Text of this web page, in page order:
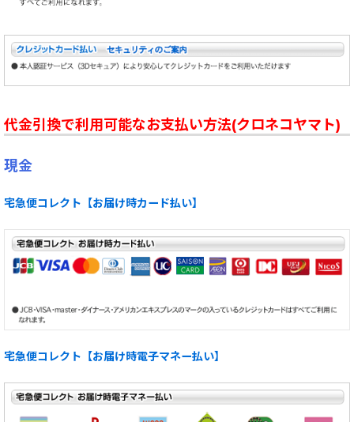
代金引換で利用可能なお支払い方法(クロネコヤマト)
現金
宅急便コレクト【お届け時カード払い】
宅急便コレクト【お届け時電子マネー払い】